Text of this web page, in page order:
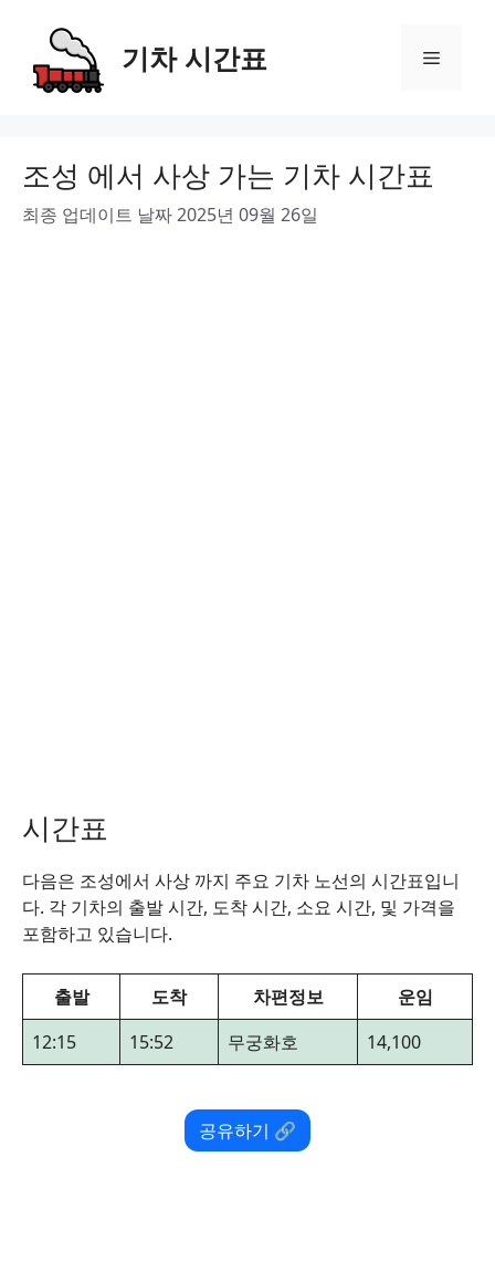
content
기차 시간표 Menu
조성 에서 사상 가는 기차 시간표
최종 업데이트 날짜 2025년 09월 26일
시간표
다음은 조성에서 사상 까지 주요 기차 노선의 시간표입니
다. 각 기차의 출발 시간, 도착 시간, 소요 시간, 및 가격을
포함하고 있습니다.
출발 도착 차편정보
운임
12:15
15:52 무궁화호 14,100
공유하기 🔗